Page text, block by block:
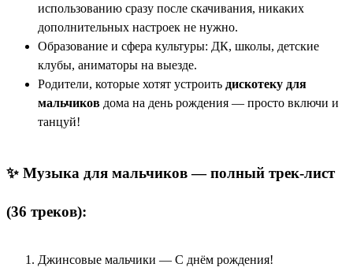
использованию сразу после скачивания, никаких
дополнительных настроек не нужно.
Образование и сфера культуры: ДК, школы, детские
клубы, аниматоры на выезде.
Родители, которые хотят устроить дискотеку для
мальчиков дома на день рождения — просто включи и
танцуй!
✨ Музыка для мальчиков — полный трек-лист
(36 треков):
Джинсовые мальчики — С днём рождения!